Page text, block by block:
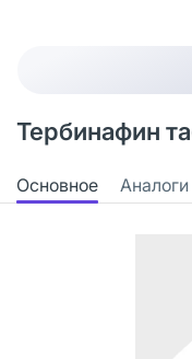
Тербинафин
Основное Аналоги